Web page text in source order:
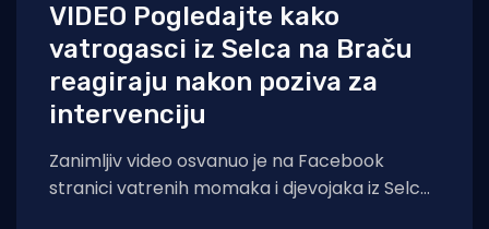
VIDEO Pogledajte kako
vatrogasci iz Selca na Braču
reagiraju nakon poziva za
intervenciju
Zanimljiv video osvanuo je na Facebook
stranici vatrenih momaka i djevojaka iz Selca